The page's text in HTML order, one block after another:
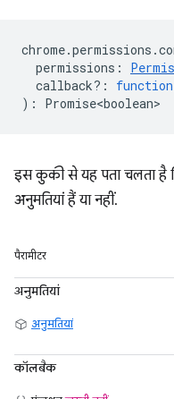
chrome.permissions .
permissions :
callback? : function
) : Promise<boolean>
इस कुकी से यह पता चलता है
अनुमतियां हैं या नहीं.
पैरामीटर
अनुमतियां
अनुमतियां
कॉलबैक